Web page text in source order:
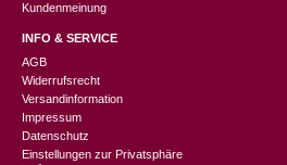
Kundenmeinung
INFO & SERVICE
AGB
Widerrufsrecht
Versandinformation
Impressum
Datenschutz
Einstellungen zur Privatsphäre